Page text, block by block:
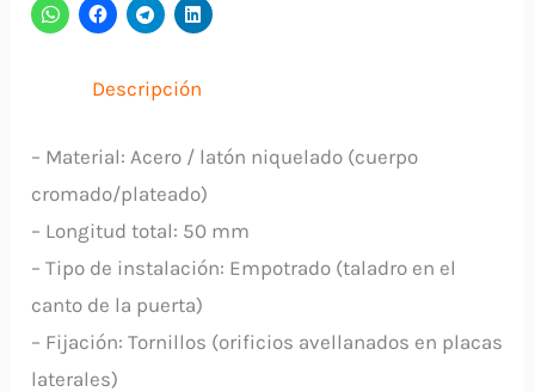
CHINO
Descripción
– Material: Acero / latón niquelado (cuerpo
cromado/plateado)
– Longitud total: 50 mm
– Tipo de instalación: Empotrado (taladro en el
canto de la puerta)
– Fijación: Tornillos (orificios avellanados en placas
laterales)